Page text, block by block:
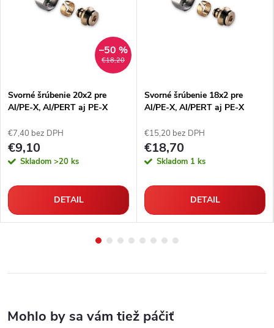
€18,20
–50 %
Svorné šrúbenie 20x2 pre
Al/PE-X, Al/PERT aj PE-X
€7,40 bez DPH
€9,10
Skladom >20 ks
DETAIL
Svorné šrúbenie 18x2 pre
Al/PE-X, Al/PERT aj PE-X
€15,20 bez DPH
€18,70
Skladom 1 ks
DETAIL